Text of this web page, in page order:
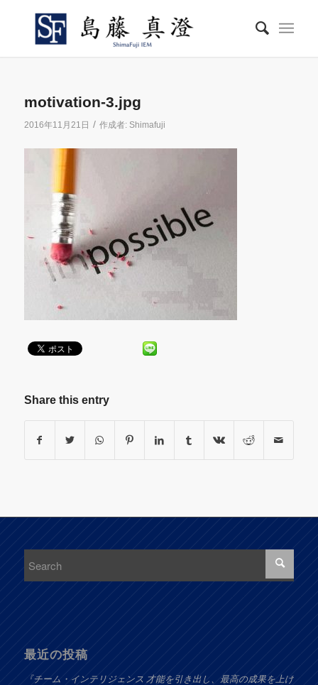
motivation-3.jpg
2016年11月21日 / 作成者: Shimafuji
Share this entry
最近の投稿
『チーム・インテリジェンス 才能を引き出し、最高の成果を上げ